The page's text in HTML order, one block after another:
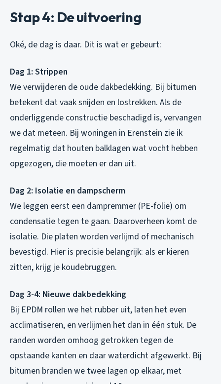
Stap 4: De uitvoering
Oké, de dag is daar. Dit is wat er gebeurt:
Dag 1: Strippen
We verwijderen de oude dakbedekking. Bij bitumen
betekent dat vaak snijden en lostrekken. Als de
onderliggende constructie beschadigd is, vervangen
we dat meteen. Bij woningen in Erenstein zie ik
regelmatig dat houten balklagen wat vocht hebben
opgezogen, die moeten er dan uit.
Dag 2: Isolatie en dampscherm
We leggen eerst een dampremmer (PE-folie) om
condensatie tegen te gaan. Daaroverheen komt de
isolatie. Die platen worden verlijmd of mechanisch
bevestigd. Hier is precisie belangrijk: als er kieren
zitten, krijg je koudebruggen.
Dag 3-4: Nieuwe dakbedekking
Bij EPDM rollen we het rubber uit, laten het even
acclimatiseren, en verlijmen het dan in één stuk. De
randen worden omhoog getrokken tegen de
opstaande kanten en daar waterdicht afgewerkt. Bij
bitumen branden we twee lagen op elkaar, met